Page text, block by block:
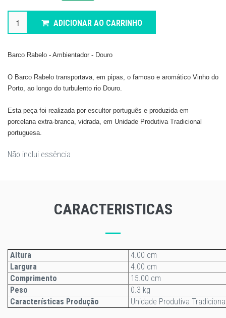
ADICIONAR AO CARRINHO
Barco Rabelo - Ambientador - Douro
O Barco Rabelo transportava, em pipas, o famoso e aromático Vinho do
Porto, ao longo do turbulento rio Douro.
Esta peça foi realizada por escultor português e produzida em
porcelana extra-branca, vidrada, em Unidade Produtiva Tradicional
portuguesa.
Não inclui essência
CARACTERISTICAS
Altura
4.00 cm
Largura
4.00 cm
Comprimento
15.00 cm
Peso
0.3 kg
Características Produção
Unidade Produtiva